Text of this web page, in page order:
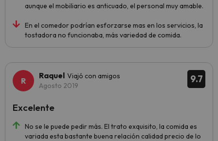
aunque el mobiliario es anticuado, el personal muy amable.
En el comedor podrían esforzarse mas en los servicios, la
tostadora no funcionaba, más variedad de comida.
9.7
Raquel Viajó con amigos
Agosto 2019
No se le puede pedir más. El trato exquisito, la comida es
variada esta bastante buena relación calidad precio de lo
Excelente